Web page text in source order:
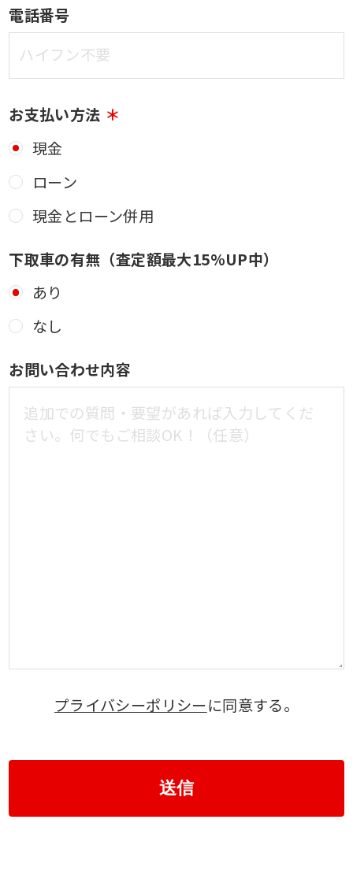
電話番号
お支払い方法
現金
ローン
現金とローン併用
下取車の有無（査定額最大15%UP中）
あり
なし
お問い合わせ内容
プライバシーポリシーに同意する。
送信